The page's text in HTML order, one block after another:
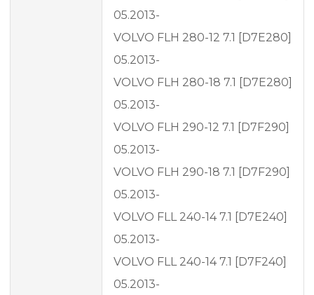
05.2013-
VOLVO FLH 280-12 7.1 [D7E280]
05.2013-
VOLVO FLH 280-18 7.1 [D7E280]
05.2013-
VOLVO FLH 290-12 7.1 [D7F290]
05.2013-
VOLVO FLH 290-18 7.1 [D7F290]
05.2013-
VOLVO FLL 240-14 7.1 [D7E240]
05.2013-
VOLVO FLL 240-14 7.1 [D7F240]
05.2013-